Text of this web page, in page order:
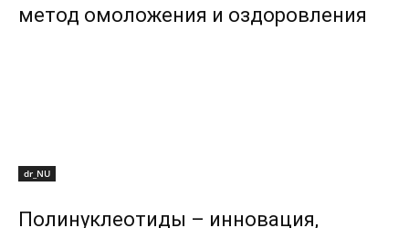
метод омоложения и оздоровления
dr_NU
Полинуклеотиды – инновация,